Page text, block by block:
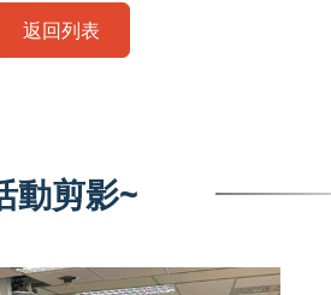
返回列表
動剪影~